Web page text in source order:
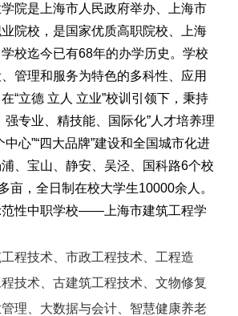
是上海市人民政府举办、上海市
院校，是国家优质高职院校、上海
校迄今已有68年的办学历史。学校
管理和服务为特色的多科性、应用
“立德 立人 立业”校训引领下，秉持
强专业、精技能、国际化”人才培养理
心”“四大品牌”建设和全国城市化进
、宝山、静安、吴泾、国科路6个校
亩，全日制在校大学生10000余人。
范性中职学校——上海市建筑工程学
技术、市政工程技术、工程造
技术、古建筑工程技术、文物修复
理、大数据与会计、智慧健康养老